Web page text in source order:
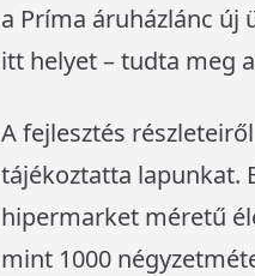
a Príma áruházlánc új
itt helyet – tudta meg
A fejlesztés részleteiről
tájékoztatta lapunkat.
hipermarket méretű
mint 1000